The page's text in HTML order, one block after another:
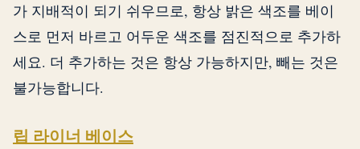
가 지배적이 되기 쉬우므로, 항상 밝은 색조를 베이
스로 먼저 바르고 어두운 색조를 점진적으로 추가하
세요. 더 추가하는 것은 항상 가능하지만, 빼는 것은
불가능합니다.
립 라이너 베이스